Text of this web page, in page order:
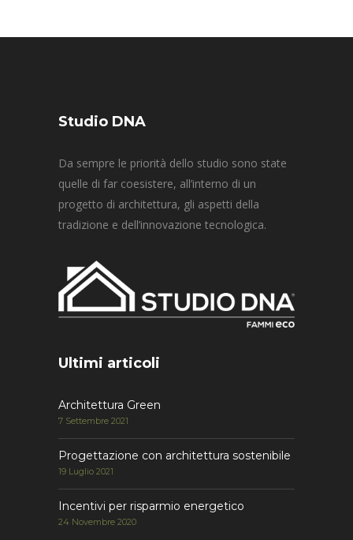
Studio DNA
Da sempre le priorità dello studio sono state
quelle di far coesistere, all’interno di un
progetto di architettura, gli aspetti della
tradizione e dell’innovazione tecnologica.
Ultimi articoli
Architettura Green
7 Settembre 2021
Progettazione con architettura sostenibile
19 Luglio 2021
Incentivi per risparmio energetico
24 Novembre 2020